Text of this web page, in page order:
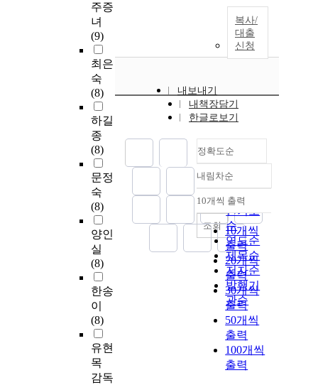
주증
녀
(9)
최은
숙
(8)
하길
종
(8)
문정
숙
(8)
양인
실
(8)
한송
이
(8)
유현
목
감독
복사/
대출
신청
내보내기
내책장담기
한글로보기
정확도순
정확도
순
인기도
순
연도순
제목순
저자순
발행기
관순
내림차순
내림차순
10개씩 출력
10개씩
출력
20개씩
출력
30개씩
출력
50개씩
출력
100개씩
출력
조회